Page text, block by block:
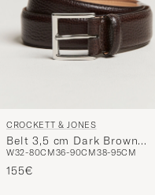
CROCKETT & JONES
Belt 3,5 cm Dark Brown
Grained Calf
W32-80CM36-90CM38-95CM
155€